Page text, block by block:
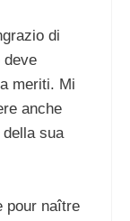
di
deve
meriti. Mi
anche
sua
pour naître